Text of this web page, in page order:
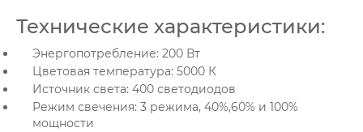
Технические характеристики:
Энергопотребление: 200 Вт
Цветовая температура: 5000 К
Источник света: 400 светодиодов
Режим свечения: 3 режима, 40%,60% и 100%
мощности